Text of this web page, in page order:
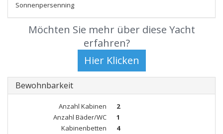
Sonnenpersenning
Möchten Sie mehr über diese Yacht
erfahren?
Bewohnbarkeit
Anzahl Kabinen
2
Anzahl Bäder/WC
1
Kabinenbetten
4